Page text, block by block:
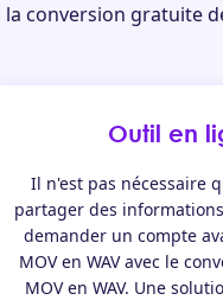
la conversion gratuite
Outil en
Il n'est pas nécessaire
partager des
demander un compte
MOV en WAV avec le
MOV en WAV. Une